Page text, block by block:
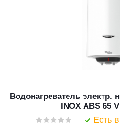
Водонагреватель электр.
INOX ABS 65
Есть